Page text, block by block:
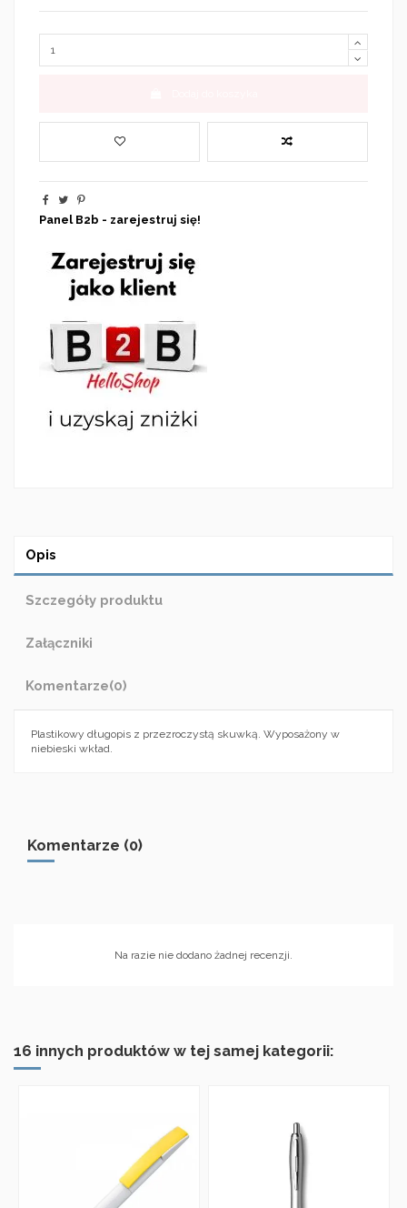
Panel B2b - zarejestruj się!
Opis
Szczegóły produktu
Załączniki
Komentarze(0)
Plastikowy długopis z przezroczystą skuwką. Wyposażony w
niebieski wkład.
Komentarze (0)
Na razie nie dodano żadnej recenzji.
16 innych produktów w tej samej kategorii: